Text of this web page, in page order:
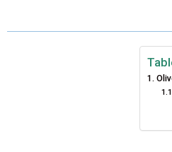
W E